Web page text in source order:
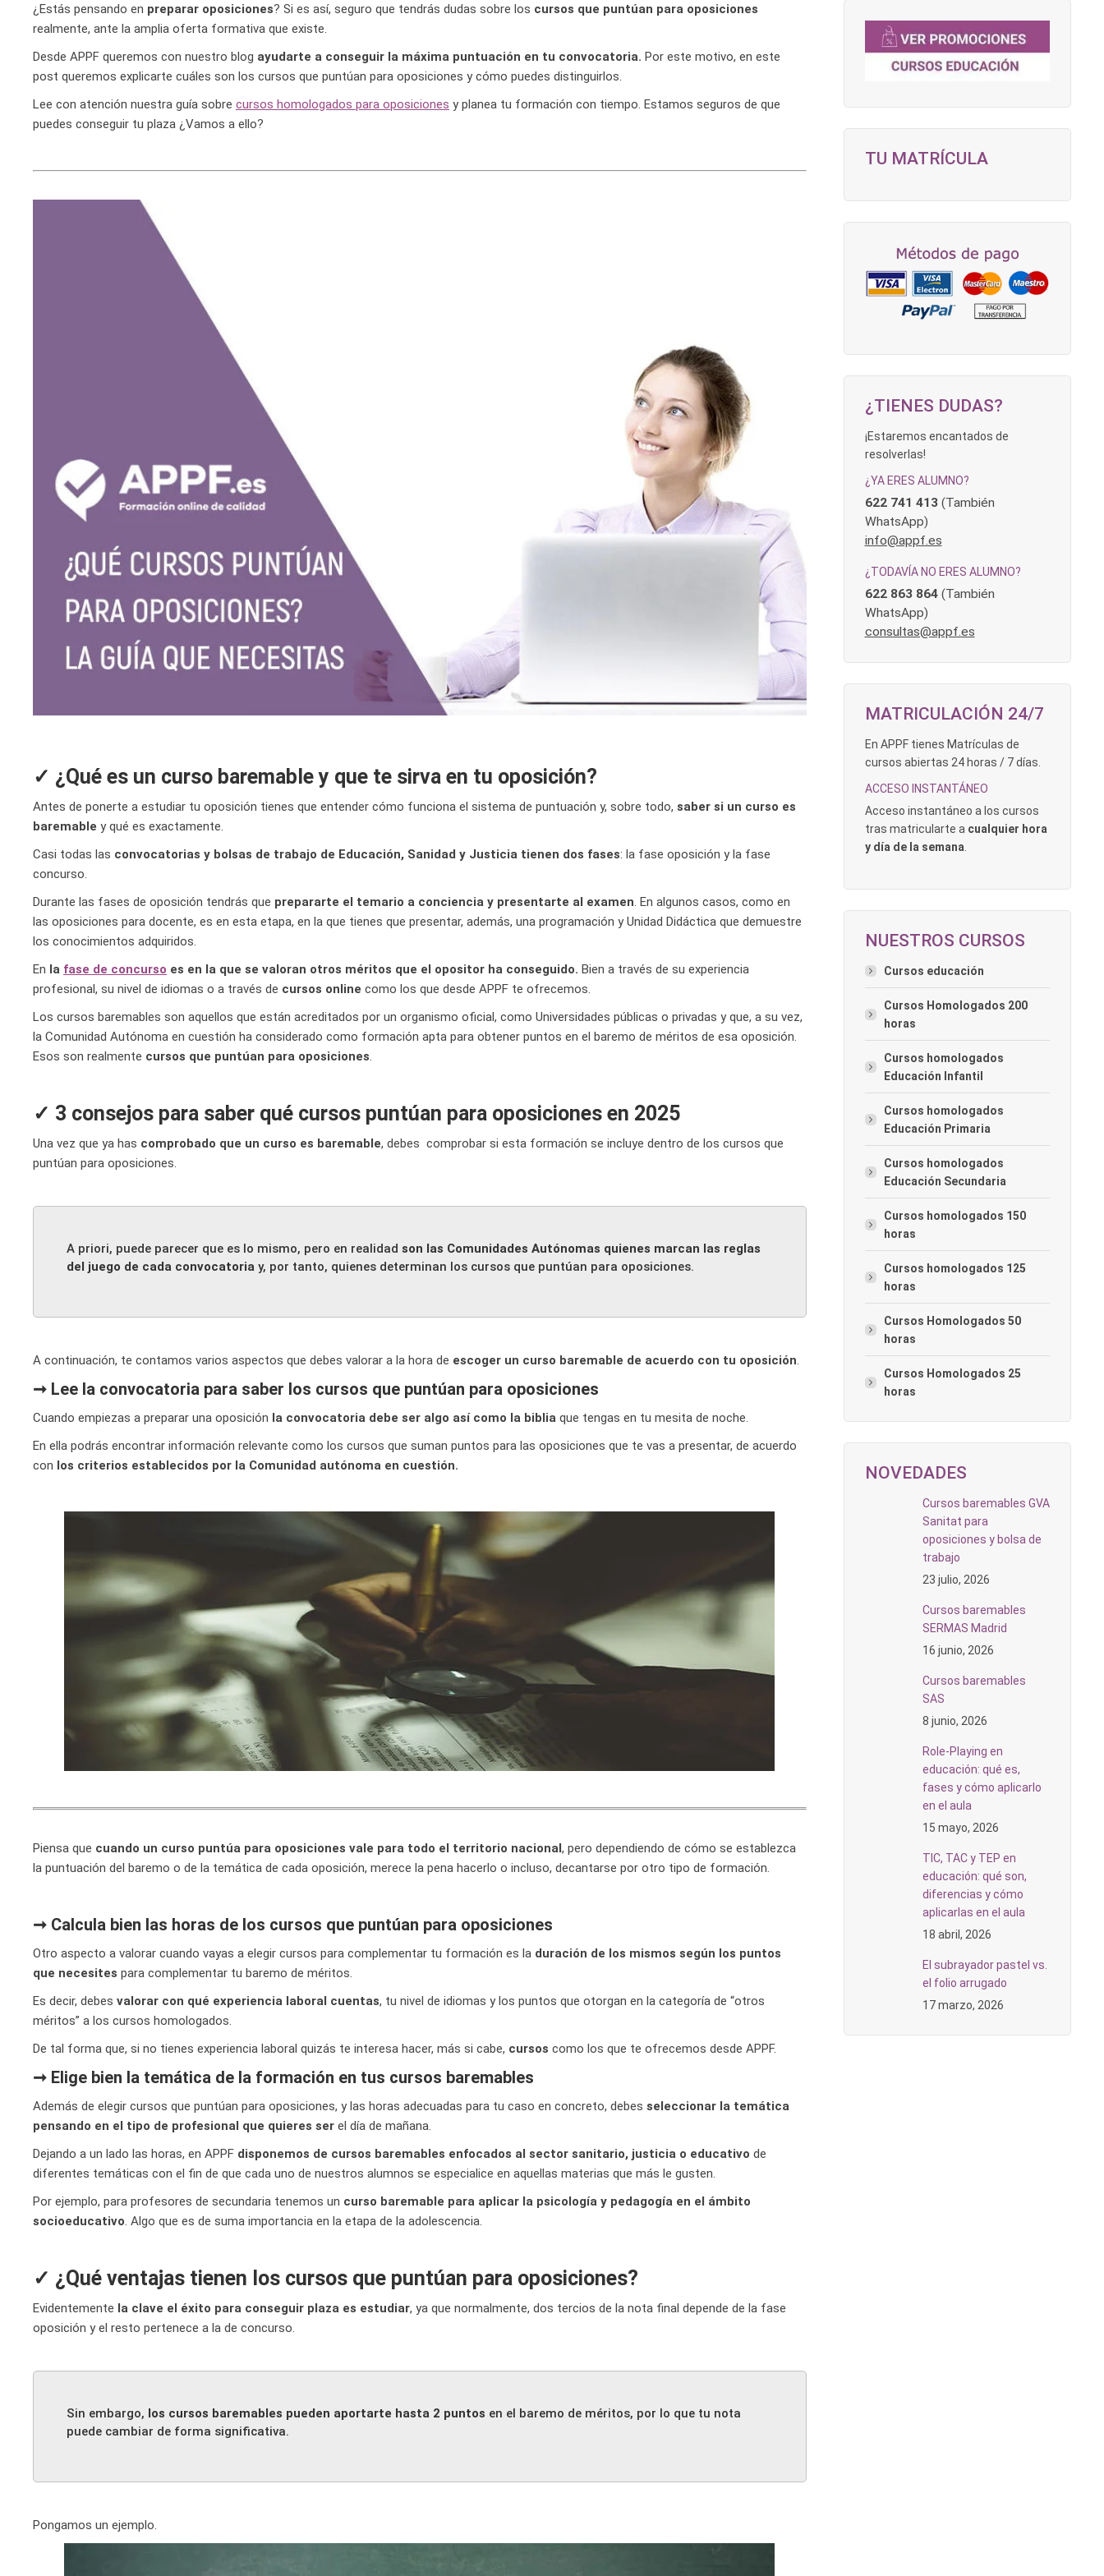
¿Estás pensando en preparar oposiciones? Si es así, seguro que tendrás dudas sobre los cursos que puntúan para oposiciones
realmente, ante la amplia oferta formativa que existe.
Desde APPF queremos con nuestro blog ayudarte a conseguir la máxima puntuación en tu convocatoria. Por este motivo, en este
post queremos explicarte cuáles son los cursos que puntúan para oposiciones y cómo puedes distinguirlos.
Lee con atención nuestra guía sobre cursos homologados para oposiciones y planea tu formación con tiempo. Estamos seguros de que
puedes conseguir tu plaza ¿Vamos a ello?
✓ ¿Qué es un curso baremable y que te sirva en tu oposición?
Antes de ponerte a estudiar tu oposición tienes que entender cómo funciona el sistema de puntuación y, sobre todo, saber si un curso es
baremable y qué es exactamente.
Casi todas las convocatorias y bolsas de trabajo de Educación, Sanidad y Justicia tienen dos fases: la fase oposición y la fase
concurso.
Durante las fases de oposición tendrás que prepararte el temario a conciencia y presentarte al examen. En algunos casos, como en
las oposiciones para docente, es en esta etapa, en la que tienes que presentar, además, una programación y Unidad Didáctica que demuestre
los conocimientos adquiridos.
En la fase de concurso es en la que se valoran otros méritos que el opositor ha conseguido. Bien a través de su experiencia
profesional, su nivel de idiomas o a través de cursos online como los que desde APPF te ofrecemos.
Los cursos baremables son aquellos que están acreditados por un organismo oficial, como Universidades públicas o privadas y que, a su vez,
la Comunidad Autónoma en cuestión ha considerado como formación apta para obtener puntos en el baremo de méritos de esa oposición.
Esos son realmente cursos que puntúan para oposiciones.
✓ 3 consejos para saber qué cursos puntúan para oposiciones en 2025
Una vez que ya has comprobado que un curso es baremable, debes comprobar si esta formación se incluye dentro de los cursos que
puntúan para oposiciones.
A priori, puede parecer que es lo mismo, pero en realidad son las Comunidades Autónomas quienes marcan las reglas
del juego de cada convocatoria y, por tanto, quienes determinan los cursos que puntúan para oposiciones.
A continuación, te contamos varios aspectos que debes valorar a la hora de escoger un curso baremable de acuerdo con tu oposición.
➞ Lee la convocatoria para saber los cursos que puntúan para oposiciones
Cuando empiezas a preparar una oposición la convocatoria debe ser algo así como la biblia que tengas en tu mesita de noche.
En ella podrás encontrar información relevante como los cursos que suman puntos para las oposiciones que te vas a presentar, de acuerdo
con los criterios establecidos por la Comunidad autónoma en cuestión.
Piensa que cuando un curso puntúa para oposiciones vale para todo el territorio nacional, pero dependiendo de cómo se establezca
la puntuación del baremo o de la temática de cada oposición, merece la pena hacerlo o incluso, decantarse por otro tipo de formación.
➞ Calcula bien las horas de los cursos que puntúan para oposiciones
Otro aspecto a valorar cuando vayas a elegir cursos para complementar tu formación es la duración de los mismos según los puntos
que necesites para complementar tu baremo de méritos.
Es decir, debes valorar con qué experiencia laboral cuentas, tu nivel de idiomas y los puntos que otorgan en la categoría de “otros
méritos” a los cursos homologados.
De tal forma que, si no tienes experiencia laboral quizás te interesa hacer, más si cabe, cursos como los que te ofrecemos desde APPF.
➞ Elige bien la temática de la formación en tus cursos baremables
Además de elegir cursos que puntúan para oposiciones, y las horas adecuadas para tu caso en concreto, debes seleccionar la temática
pensando en el tipo de profesional que quieres ser el día de mañana.
Dejando a un lado las horas, en APPF disponemos de cursos baremables enfocados al sector sanitario, justicia o educativo de
diferentes temáticas con el fin de que cada uno de nuestros alumnos se especialice en aquellas materias que más le gusten.
Por ejemplo, para profesores de secundaria tenemos un curso baremable para aplicar la psicología y pedagogía en el ámbito
socioeducativo. Algo que es de suma importancia en la etapa de la adolescencia.
✓ ¿Qué ventajas tienen los cursos que puntúan para oposiciones?
Evidentemente la clave el éxito para conseguir plaza es estudiar, ya que normalmente, dos tercios de la nota final depende de la fase
oposición y el resto pertenece a la de concurso.
Sin embargo, los cursos baremables pueden aportarte hasta 2 puntos en el baremo de méritos, por lo que tu nota
puede cambiar de forma significativa.
Pongamos un ejemplo.
TU MATRÍCULA
¿TIENES DUDAS?
¡Estaremos encantados de
resolverlas!
¿YA ERES ALUMNO?
622 741 413(También
WhatsApp)
info@appf.es
¿TODAVÍA NO ERES ALUMNO?
622 863 864(También
WhatsApp)
consultas@appf.es
MATRICULACIÓN 24/7
En APPF tienes Matrículas de
cursos abiertas 24 horas / 7 días.
ACCESO INSTANTÁNEO
Acceso instantáneo a los cursos
tras matricularte a cualquier hora
y día de la semana.
NUESTROS CURSOS
Cursos educación
Cursos Homologados 200
horas
Cursos homologados
Educación Infantil
Cursos homologados
Educación Primaria
Cursos homologados
Educación Secundaria
Cursos homologados 150
horas
Cursos homologados 125
horas
Cursos Homologados 50
horas
Cursos Homologados 25
horas
NOVEDADES
Cursos baremables GVA
Sanitat para
oposiciones y bolsa de
trabajo
23 julio, 2026
Cursos baremables
SERMAS Madrid
16 junio, 2026
Cursos baremables
SAS
8 junio, 2026
Role-Playing en
educación: qué es,
fases y cómo aplicarlo
en el aula
15 mayo, 2026
TIC, TAC y TEP en
educación: qué son,
diferencias y cómo
aplicarlas en el aula
18 abril, 2026
El subrayador pastel vs.
el folio arrugado
17 marzo, 2026